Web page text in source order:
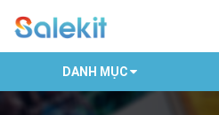
DANH MỤC